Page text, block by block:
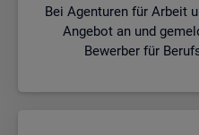
Bei Agenturen für Arbeit
Angebot an und
Bewerber für